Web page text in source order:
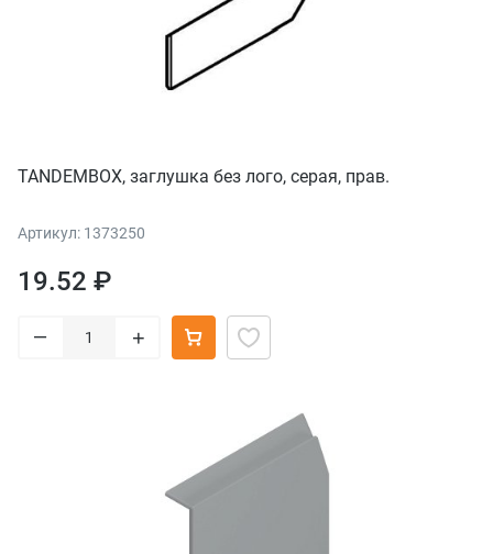
TANDEMBOX, заглушка без лого, серая, прав.
Артикул: 1373250
19.52 ₽
– +